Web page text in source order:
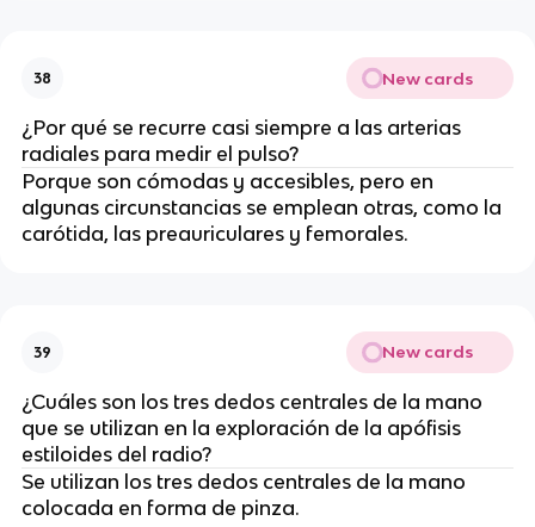
38 New cards
¿Por qué se recurre casi siempre a las arterias
radiales para medir el pulso?
Porque son cómodas y accesibles, pero en
algunas circunstancias se emplean otras, como la
carótida, las preauriculares y femorales.
39 New cards
¿Cuáles son los tres dedos centrales de la mano
que se utilizan en la exploración de la apófisis
estiloides del radio?
Se utilizan los tres dedos centrales de la mano
colocada en forma de pinza.